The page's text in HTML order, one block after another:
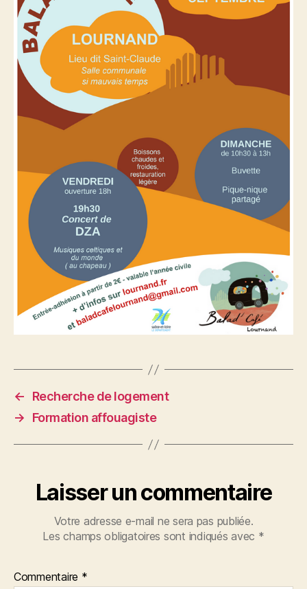
←
Recherche de logement
→
Formation affouagiste
Laisser un commentaire
Votre adresse e-mail ne sera pas publiée.
Les champs obligatoires sont indiqués avec *
Commentaire *